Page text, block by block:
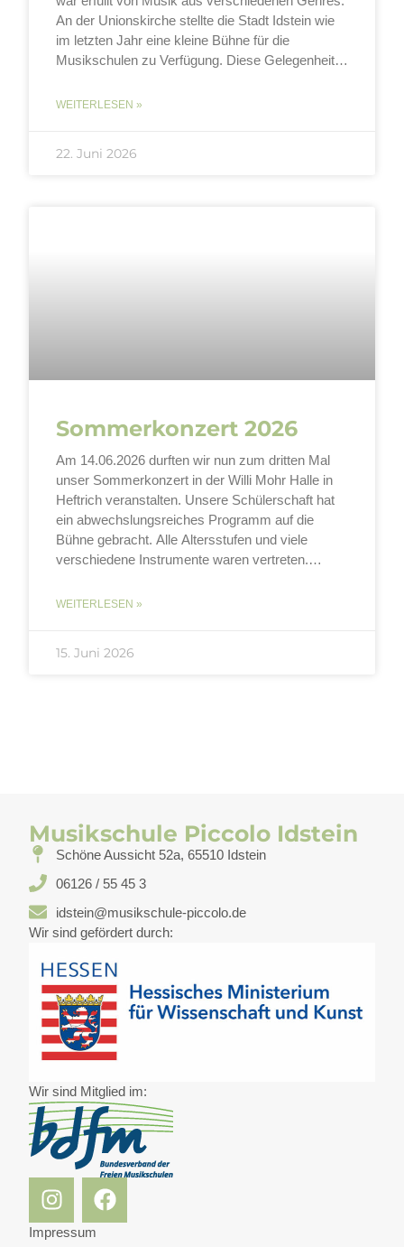
An der Unionskirche stellte die Stadt Idstein wie
im letzten Jahr eine kleine Bühne für die
Musikschulen zu Verfügung. Diese Gelegenheit
WEITERLESEN »
22. Juni 2026
Sommerkonzert 2026
Am 14.06.2026 durften wir nun zum dritten Mal
unser Sommerkonzert in der Willi Mohr Halle in
Heftrich veranstalten. Unsere Schülerschaft hat
ein abwechslungsreiches Programm auf die
Bühne gebracht. Alle Altersstufen und viele
verschiedene Instrumente waren vertreten.
„Piccoteenies“ und „Piccobellas“ trat auch unser
WEITERLESEN »
15. Juni 2026
Musikschule Piccolo Idstein
Schöne Aussicht 52a, 65510 Idstein
06126 / 55 45 3
idstein@musikschule-piccolo.de
Wir sind gefördert durch:
Wir sind Mitglied im:
Impressum